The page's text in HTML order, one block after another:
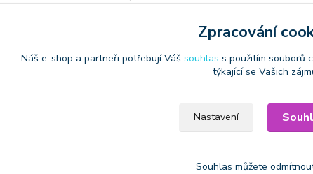
- bez souhlasu nelze používat produktové obrázky
Zpracování
Náš e-shop a partneři potřebují Váš souhlas s použitím souborů
týkající se Vašich
Nastavení
Souhlas můžete